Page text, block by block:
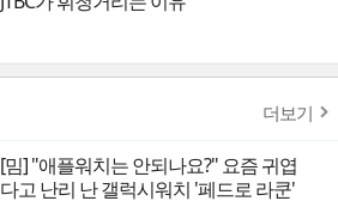
더보기
[밈] "애플워치는 안되나요?" 요즘 귀엽
다고 난리 난 갤럭시워치 '페드로 라쿤'